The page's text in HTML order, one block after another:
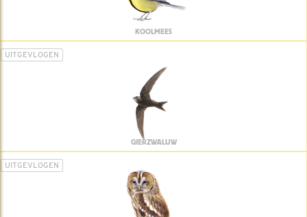
KOOLMEES
UITGEVLOGEN
GIERZWALUW
UITGEVLOGEN